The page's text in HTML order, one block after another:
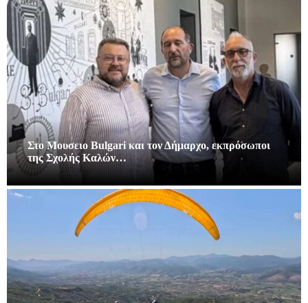
Στο Μουσειο Bulgari και τον Δήμαρχο, εκπρόσωποι
της Σχολής Καλών…